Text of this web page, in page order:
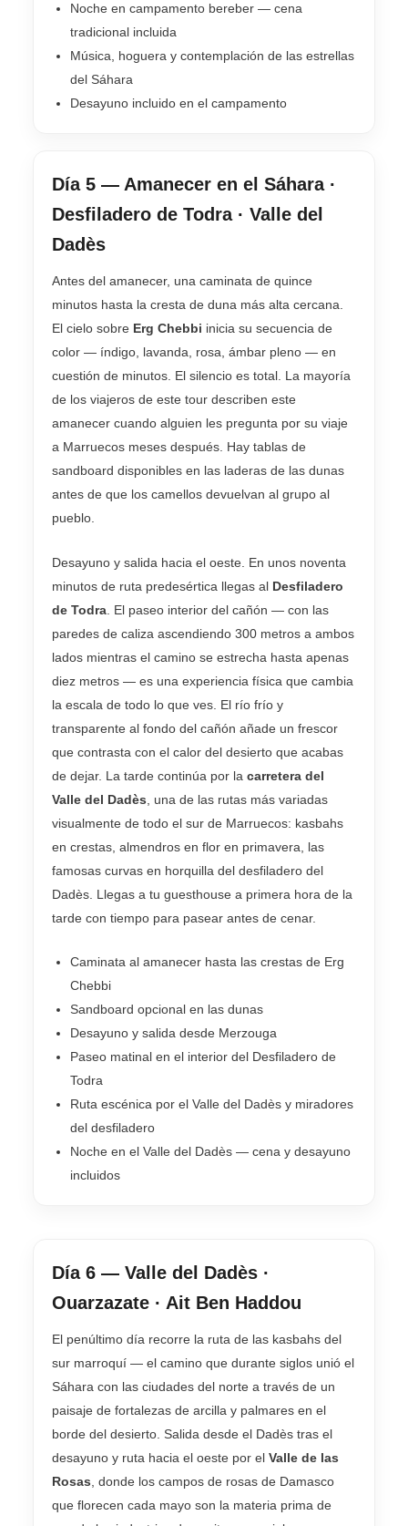
Noche en campamento bereber — cena
tradicional incluida
Música, hoguera y contemplación de las estrellas
del Sáhara
Desayuno incluido en el campamento
Día 5 — Amanecer en el Sáhara ·
Desfiladero de Todra · Valle del
Dadès
Antes del amanecer, una caminata de quince
minutos hasta la cresta de duna más alta cercana.
El cielo sobre Erg Chebbi inicia su secuencia de
color — índigo, lavanda, rosa, ámbar pleno — en
cuestión de minutos. El silencio es total. La mayoría
de los viajeros de este tour describen este
amanecer cuando alguien les pregunta por su viaje
a Marruecos meses después. Hay tablas de
sandboard disponibles en las laderas de las dunas
antes de que los camellos devuelvan al grupo al
pueblo.
Desayuno y salida hacia el oeste. En unos noventa
minutos de ruta predesértica llegas al Desfiladero
de Todra . El paseo interior del cañón — con las
paredes de caliza ascendiendo 300 metros a ambos
lados mientras el camino se estrecha hasta apenas
diez metros — es una experiencia física que cambia
la escala de todo lo que ves. El río frío y
transparente al fondo del cañón añade un frescor
que contrasta con el calor del desierto que acabas
de dejar. La tarde continúa por la carretera del
Valle del Dadès , una de las rutas más variadas
visualmente de todo el sur de Marruecos: kasbahs
en crestas, almendros en flor en primavera, las
famosas curvas en horquilla del desfiladero del
Dadès. Llegas a tu guesthouse a primera hora de la
tarde con tiempo para pasear antes de cenar.
Caminata al amanecer hasta las crestas de Erg
Chebbi
Sandboard opcional en las dunas
Desayuno y salida desde Merzouga
Paseo matinal en el interior del Desfiladero de
Todra
Ruta escénica por el Valle del Dadès y miradores
del desfiladero
Noche en el Valle del Dadès — cena y desayuno
incluidos
Día 6 — Valle del Dadès ·
Ouarzazate · Ait Ben Haddou
El penúltimo día recorre la ruta de las kasbahs del
sur marroquí — el camino que durante siglos unió el
Sáhara con las ciudades del norte a través de un
paisaje de fortalezas de arcilla y palmares en el
borde del desierto. Salida desde el Dadès tras el
desayuno y ruta hacia el oeste por el Valle de las
Rosas , donde los campos de rosas de Damasco
que florecen cada mayo son la materia prima de